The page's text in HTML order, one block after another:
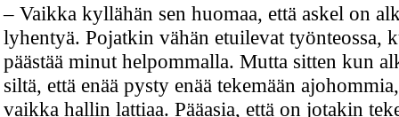
– Vaikka kyllähän sen huomaa, että askel on
lyhentyä. Pojatkin vähän etuilevat työnteossa,
päästää minut helpommalla. Mutta sitten kun
siltä, että enää pysty enää tekemään
vaikka hallin lattiaa. Pääasia, että on jotakin